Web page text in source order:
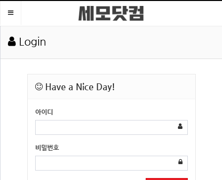
Toggle
Login
Have a Nice Day!
아이디
비밀번호